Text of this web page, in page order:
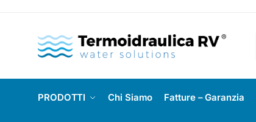
PRODOTTI Chi Siamo Fatture – Garanzia